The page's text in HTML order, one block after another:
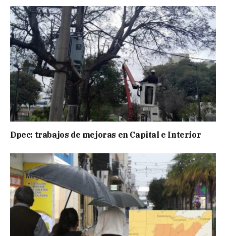
Dpec: trabajos de mejoras en Capital e Interior